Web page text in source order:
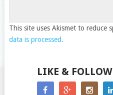
This site uses Akismet to reduce
data is processed.
LIKE & FOLLOW